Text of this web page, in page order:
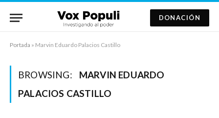
DONACIÓN
Portada » Marvin Eduardo Palacios Castillo
BROWSING:
MARVIN EDUARDO
PALACIOS CASTILLO